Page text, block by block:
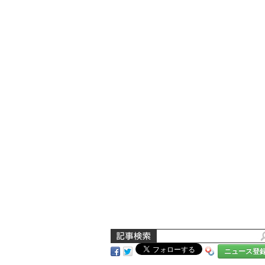
ニュース登